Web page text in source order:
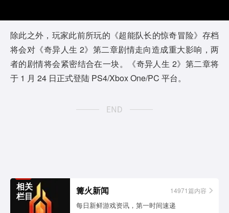
y
V
i
d
除此之外，玩家此前所玩的《超能队长的惊奇冒险》存档
将会对《奇异人生 2》第二章剧情走向造成重大影响，两
者的剧情将会紧密结合在一块。《奇异人生 2》第二章将
于 1 月 24 日正式登陆 PS4/Xbox One/PC 平台。
相关
栏目
篝火新闻 14971篇内容
每日新鲜游戏资讯，第一时间速递